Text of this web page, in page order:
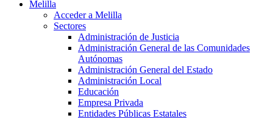
Melilla
Acceder a Melilla
Sectores
Administración de Justicia
Administración General de las Comunidades
Autónomas
Administración General del Estado
Administración Local
Educación
Empresa Privada
Entidades Públicas Estatales